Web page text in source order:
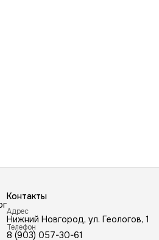
Контакты
Адрес
Нижний Новгород, ул. Геологов, 1
Телефон
8 (903) 057-30-61